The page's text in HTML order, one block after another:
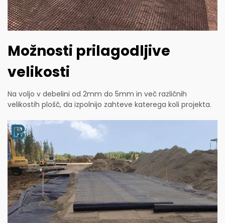
Možnosti prilagodljive
velikosti
Na voljo v debelini od 2mm do 5mm in več različnih
velikostih plošč, da izpolnijo zahteve katerega koli projekta.